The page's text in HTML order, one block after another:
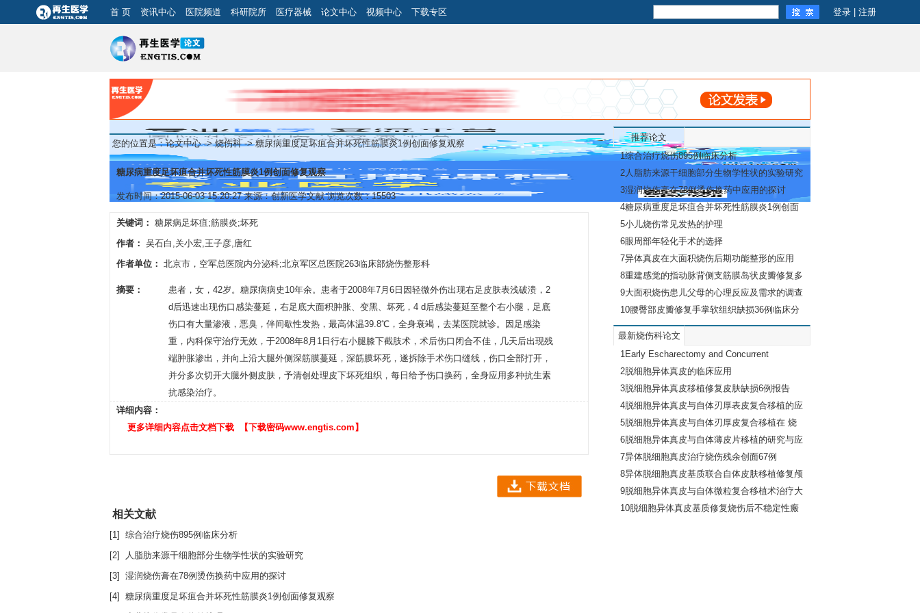
首 页 资讯中心 医院频道 科研院所 医疗器械 论文中心 视频中心 下载专区 登录| 注册
您的位置是：论文中心->烧伤科-> 糖尿病重度足坏疽合并坏死性筋膜炎1例创面修复观察
糖尿病重度足坏疽合并坏死性筋膜炎1例创面修复观察
发布时间：2015-06-03 15:20:27 来源：创新医学文献 浏览次数：15503
关键词： 糖尿病足坏疽;筋膜炎;坏死
作者： 吴石白,关小宏,王子彦,唐红
作者单位： 北京市，空军总医院内分泌科;北京军区总医院263临床部烧伤整形科
摘要：
患者，女，42岁。糖尿病病史10年余。患者于2008年7月6日因轻微外伤出现右足皮肤表浅破溃，2
d后迅速出现伤口感染蔓延，右足底大面积肿胀、变黑、坏死，4 d后感染蔓延至整个右小腿，足底
伤口有大量渗液，恶臭，伴间歇性发热，最高体温39.8℃，全身衰竭，去某医院就诊。因足感染
重，内科保守治疗无效，于2008年8月1日行右小腿膝下截肢术，术后伤口闭合不佳，几天后出现残
端肿胀渗出，并向上沿大腿外侧深筋膜蔓延，深筋膜坏死，遂拆除手术伤口缝线，伤口全部打开，
并分多次切开大腿外侧皮肤，予清创处理皮下坏死组织，每日给予伤口换药，全身应用多种抗生素
抗感染治疗。
详细内容：
更多详细内容点击文档下载 【下载密码www.engtis.com】
相关文献
[1] 综合治疗烧伤895例临床分析
[2] 人脂肪来源干细胞部分生物学性状的实验研究
[3] 湿润烧伤膏在78例烫伤换药中应用的探讨
[4] 糖尿病重度足坏疽合并坏死性筋膜炎1例创面修复观察
推荐论文
1综合治疗烧伤895例临床分析
2人脂肪来源干细胞部分生物学性状的实验研究
3湿润烧伤膏在78例烫伤换药中应用的探讨
4糖尿病重度足坏疽合并坏死性筋膜炎1例创面
修复观察
5小儿烧伤常见发热的护理
6眼周部年轻化手术的选择
7异体真皮在大面积烧伤后期功能整形的应用
8重建感觉的指动脉背侧支筋膜岛状皮瓣修复多
指指端缺损
9大面积烧伤患儿父母的心理反应及需求的调查
研究
10腰臀部皮瓣修复手掌软组织缺损36例临床分
析
最新烧伤科论文
1Early Escharectomy and Concurrent
Composite Skin Grafting over Human Acellular
Dermal Matrix Scaffold for Covering Deep
Facial Burns
2脱细胞异体真皮的临床应用
3脱细胞异体真皮移植修复皮肤缺损6例报告
4脱细胞异体真皮与自体刃厚表皮复合移植的应
用
5脱细胞异体真皮与自体刃厚皮复合移植在 烧
伤整形中的应用
6脱细胞异体真皮与自体薄皮片移植的研究与应
用
7异体脱细胞真皮治疗烧伤残余创面67例
8异体脱细胞真皮基质联合自体皮肤移植修复颅
骨缺损钛网片外露创面
9脱细胞异体真皮与自体微粒复合移植术治疗大
面积深度烧伤患者的疗效
10脱细胞异体真皮基质修复烧伤后不稳定性瘢